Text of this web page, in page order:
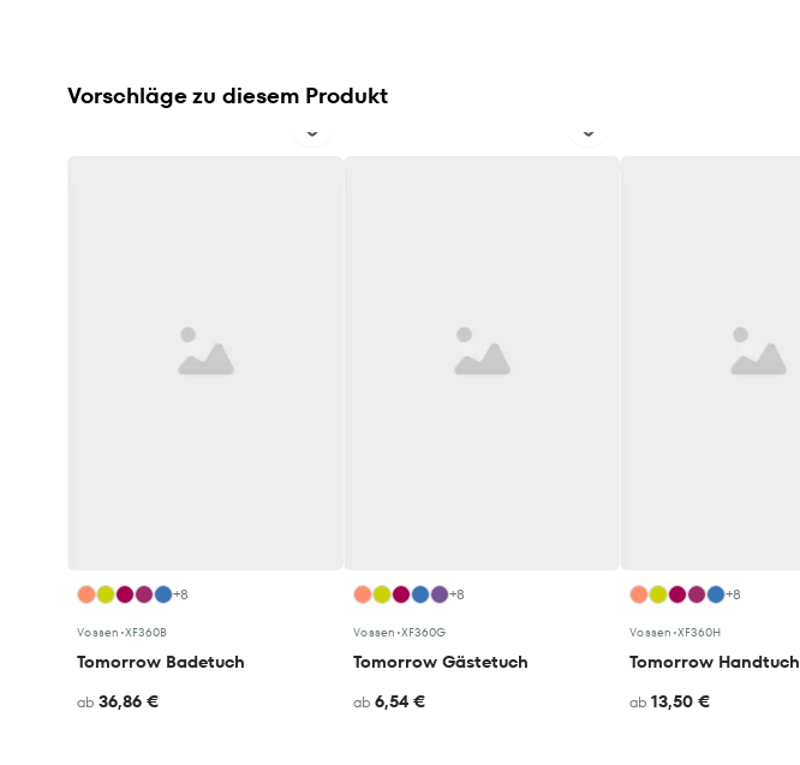
Vorschläge zu diesem Produkt
+8
Vossen •XF360B
Tomorrow Badetuch
ab 36,86 €
+8
Vossen •XF360G
Tomorrow Gästetuch
ab 6,54 €
+8
Vossen •XF360H
Tomorrow Handtuch
ab 13,50 €